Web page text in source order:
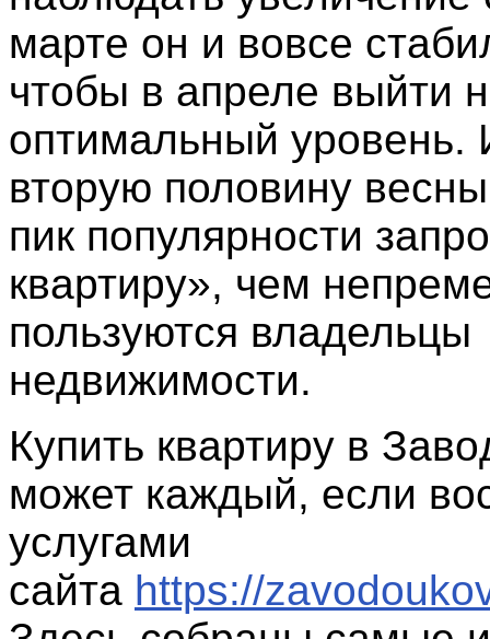
марте он и вовсе
чтобы в апреле выйти
оптимальный уровень.
вторую половину
пик популярности
квартиру», чем
пользуются владельцы
недвижимости.
Купить квартиру в
может каждый, если
услугами
сайта https://